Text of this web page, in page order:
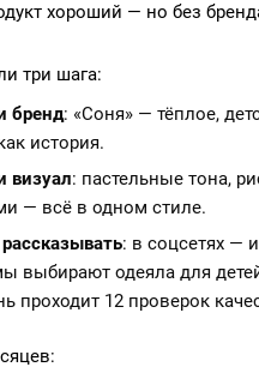
хороший — но без
три шага:
бренд: «Соня» — тёплое,
история.
визуал: пастельные тона,
— всё в одном стиле.
: в соцсетях —
выбирают одеяла для
проходит 12 проверок